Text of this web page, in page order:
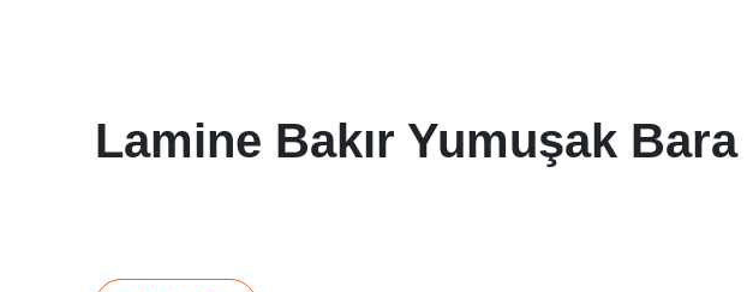
Lamine Bakır Yumuşak Bara